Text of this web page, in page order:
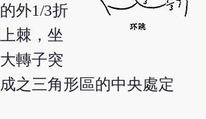
外1/3折
棘，坐
轉子突
之三角形區的中央處定